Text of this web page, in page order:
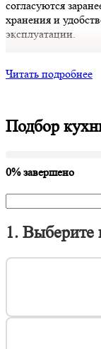
согласуются
хранения и
эксплуатации.
Читать подробнее
Подбор
0% завершено
1. Выберите